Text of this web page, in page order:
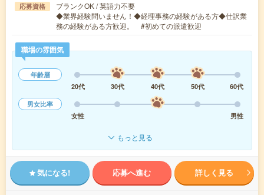
応募資格
ブランクOK / 英語力不要
◆業界経験問いません！◆経理事務の経験がある方◆仕訳業
務の経験がある方歓迎。 #初めての派遣歓迎
職場の雰囲気
年齢層
20代
30代 40代 50代
60代
男女比率
女性
男性
もっと見る
気になる! 応募へ進む 詳しく見る